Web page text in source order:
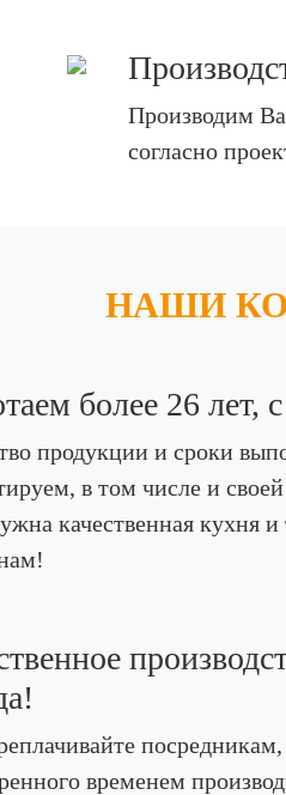
Производим
согласно
НАШИ
более 26 лет,
продукции и сроки
в том числе и
качественная кухня и
временем